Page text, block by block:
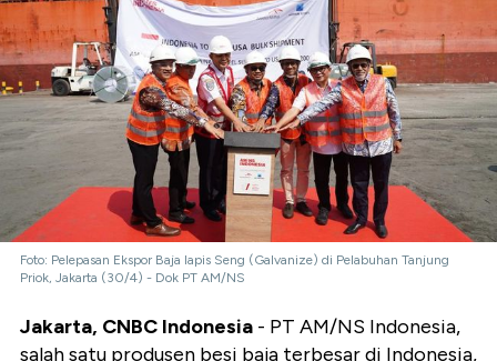
Foto: Pelepasan Ekspor Baja lapis Seng (Galvanize) di Pelabuhan Tanjung
Priok, Jakarta (30/4) - Dok PT AM/NS
Jakarta, CNBC Indonesia - PT AM/NS Indonesia,
salah satu produsen besi baja terbesar di Indonesia,